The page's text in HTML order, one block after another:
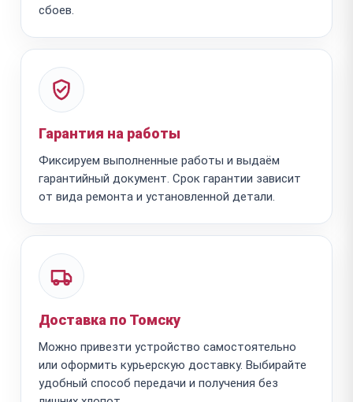
сбоев.
Гарантия на работы
Фиксируем выполненные работы и выдаём
гарантийный документ. Срок гарантии зависит
от вида ремонта и установленной детали.
Доставка по Томску
Можно привезти устройство самостоятельно
или оформить курьерскую доставку. Выбирайте
удобный способ передачи и получения без